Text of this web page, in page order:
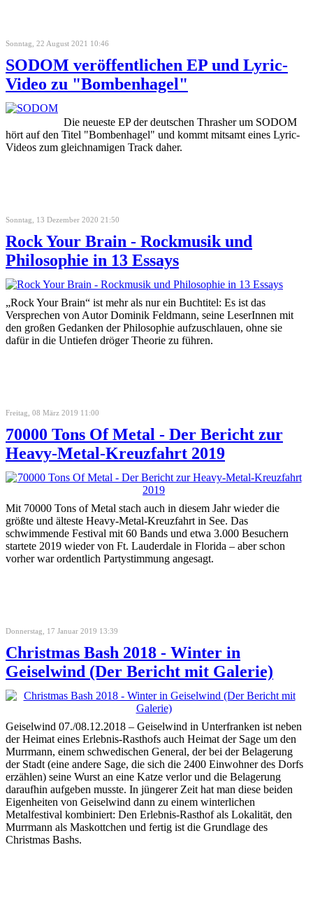
Sonntag, 22 August 2021 10:46
SODOM veröffentlichen EP und Lyric-
Video zu "Bombenhagel"
Die neueste EP der deutschen Thrasher um SODOM
hört auf den Titel "Bombenhagel" und kommt mitsamt eines Lyric-
Videos zum gleichnamigen Track daher.
Sonntag, 13 Dezember 2020 21:50
Rock Your Brain - Rockmusik und
Philosophie in 13 Essays
„Rock Your Brain“ ist mehr als nur ein Buchtitel: Es ist das
Versprechen von Autor Dominik Feldmann, seine LeserInnen mit
den großen Gedanken der Philosophie aufzuschlauen, ohne sie
dafür in die Untiefen dröger Theorie zu führen.
Freitag, 08 März 2019 11:00
70000 Tons Of Metal - Der Bericht zur
Heavy-Metal-Kreuzfahrt 2019
Mit 70000 Tons of Metal stach auch in diesem Jahr wieder die
größte und älteste Heavy-Metal-Kreuzfahrt in See. Das
schwimmende Festival mit 60 Bands und etwa 3.000 Besuchern
startete 2019 wieder von Ft. Lauderdale in Florida – aber schon
vorher war ordentlich Partystimmung angesagt.
Donnerstag, 17 Januar 2019 13:39
Christmas Bash 2018 - Winter in
Geiselwind (Der Bericht mit Galerie)
Geiselwind 07./08.12.2018 – Geiselwind in Unterfranken ist neben
der Heimat eines Erlebnis-Rasthofs auch Heimat der Sage um den
Murrmann, einem schwedischen General, der bei der Belagerung
der Stadt (eine andere Sage, die sich die 2400 Einwohner des Dorfs
erzählen) seine Wurst an eine Katze verlor und die Belagerung
daraufhin aufgeben musste. In jüngerer Zeit hat man diese beiden
Eigenheiten von Geiselwind dann zu einem winterlichen
Metalfestival kombiniert: Den Erlebnis-Rasthof als Lokalität, den
Murrmann als Maskottchen und fertig ist die Grundlage des
Christmas Bashs.